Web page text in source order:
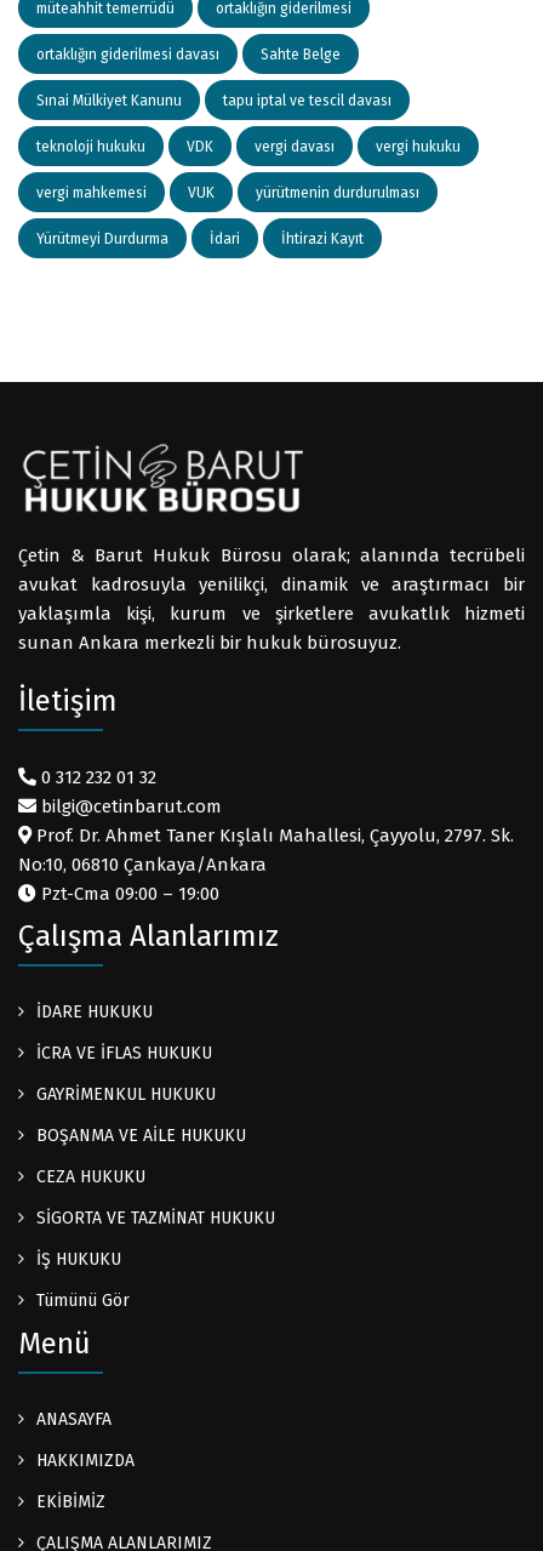
müteahhit temerrüdü ortaklığın giderilmesi
ortaklığın giderilmesi davası Sahte Belge
Sınai Mülkiyet Kanunu tapu iptal ve tescil davası
teknoloji hukuku VDK vergi davası vergi hukuku
vergi mahkemesi VUK yürütmenin durdurulması
Yürütmeyi Durdurma İdari İhtirazi Kayıt
Çetin & Barut Hukuk Bürosu olarak; alanında tecrübeli
avukat kadrosuyla yenilikçi, dinamik ve araştırmacı bir
yaklaşımla kişi, kurum ve şirketlere avukatlık hizmeti
sunan Ankara merkezli bir hukuk bürosuyuz.
İletişim
0 312 232 01 32
bilgi@cetinbarut.com
Prof. Dr. Ahmet Taner Kışlalı Mahallesi, Çayyolu, 2797. Sk.
No:10, 06810 Çankaya/Ankara
Pzt-Cma 09:00 – 19:00
Çalışma Alanlarımız
İDARE HUKUKU
İCRA VE İFLAS HUKUKU
GAYRİMENKUL HUKUKU
BOŞANMA VE AİLE HUKUKU
CEZA HUKUKU
SİGORTA VE TAZMİNAT HUKUKU
İŞ HUKUKU
Tümünü Gör
Menü
ANASAYFA
HAKKIMIZDA
EKİBİMİZ
ÇALIŞMA ALANLARIMIZ